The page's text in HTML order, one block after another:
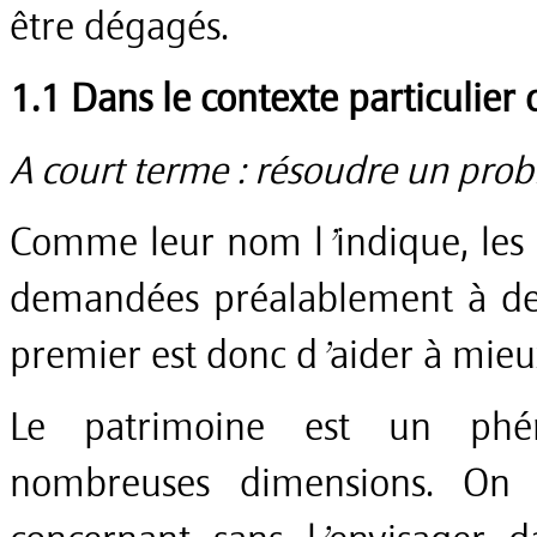
être dégagés.
1.1 Dans le contexte particulier
A court terme : résoudre un
Comme leur nom l’indique,
demandées préalablement à
premier est donc d’aider à
Le patrimoine est un
nombreuses dimensions.